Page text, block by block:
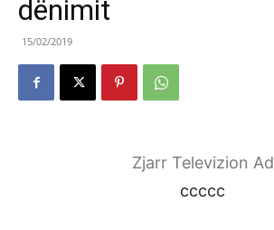
dënimit
15/02/2019
Zjarr Televizion Ad
ccccc